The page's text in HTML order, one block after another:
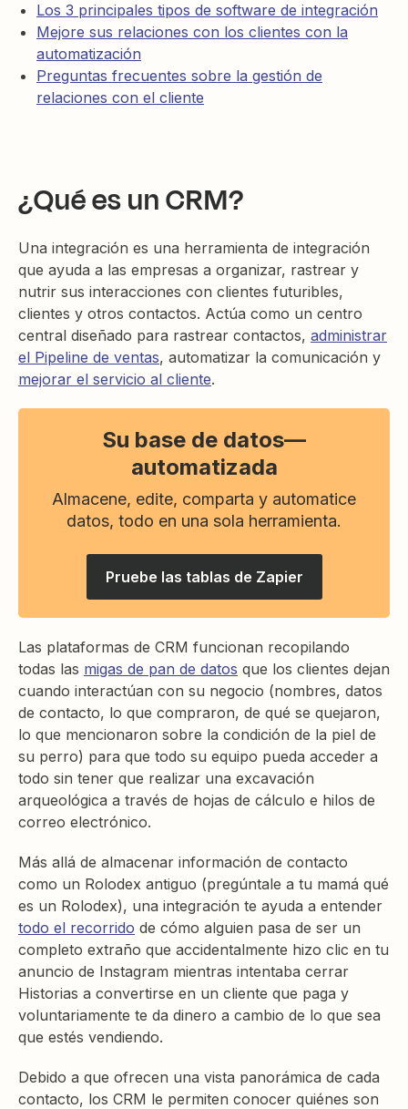
Los 3 principales tipos de software de integración
Mejore sus relaciones con los clientes con la
automatización
Preguntas frecuentes sobre la gestión de
relaciones con el cliente
¿Qué es un CRM?
Una integración es una herramienta de integración
que ayuda a las empresas a organizar, rastrear y
nutrir sus interacciones con clientes futuribles,
clientes y otros contactos. Actúa como un centro
central diseñado para rastrear contactos, administrar
el Pipeline de ventas, automatizar la comunicación y
mejorar el servicio al cliente.
Su base de datos—
automatizada
Almacene, edite, comparta y automatice
datos, todo en una sola herramienta.
Pruebe las tablas de Zapier
Las plataformas de CRM funcionan recopilando
todas las migas de pan de datos que los clientes dejan
cuando interactúan con su negocio (nombres, datos
de contacto, lo que compraron, de qué se quejaron,
lo que mencionaron sobre la condición de la piel de
su perro) para que todo su equipo pueda acceder a
todo sin tener que realizar una excavación
arqueológica a través de hojas de cálculo e hilos de
correo electrónico.
Más allá de almacenar información de contacto
como un Rolodex antiguo (pregúntale a tu mamá qué
es un Rolodex), una integración te ayuda a entender
todo el recorrido de cómo alguien pasa de ser un
completo extraño que accidentalmente hizo clic en tu
anuncio de Instagram mientras intentaba cerrar
Historias a convertirse en un cliente que paga y
voluntariamente te da dinero a cambio de lo que sea
que estés vendiendo.
Debido a que ofrecen una vista panorámica de cada
contacto, los CRM le permiten conocer quiénes son